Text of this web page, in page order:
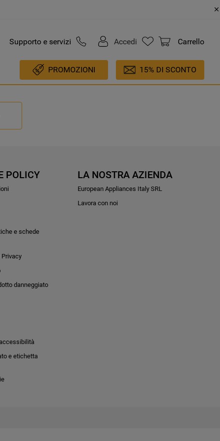
Supporto e servizi Accedi Carrello
PROMOZIONI 15% DI SCONTO
POLICY
e schede
danneggiato
e etichetta
LA NOSTRA AZIENDA
European Appliances Italy SRL
Lavora con noi